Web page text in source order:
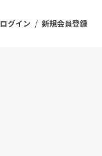
ログイン / 新規会員登録